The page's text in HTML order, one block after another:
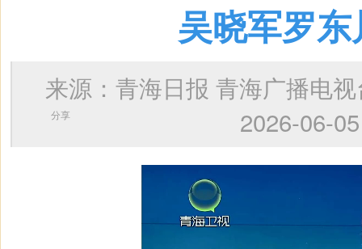
吴晓军罗
来源：青海日报 青海广播
2026-
分享